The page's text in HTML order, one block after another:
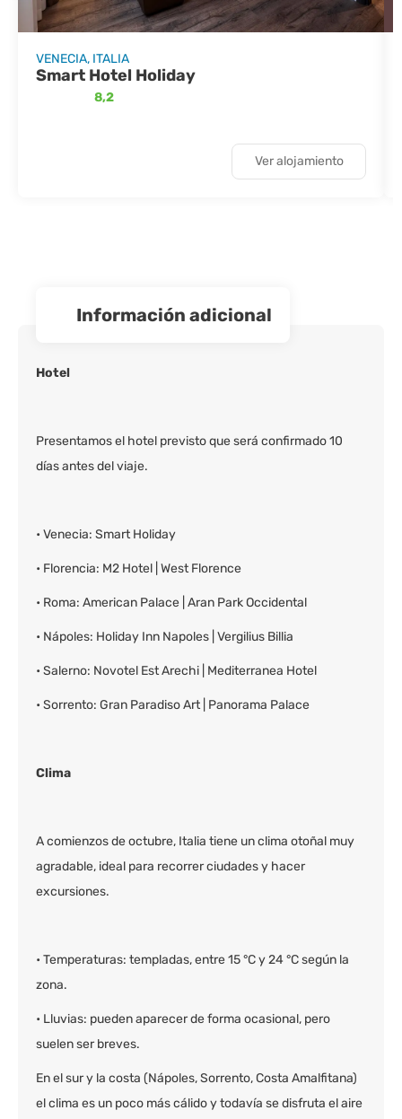
VENECIA, ITALIA
Smart Hotel Holiday
8,2
Ver alojamiento
información adicional
Hotel
Presentamos el hotel previsto que será confirmado 10
días antes del viaje.
• Venecia: Smart Holiday
• Florencia: M2 Hotel | West Florence
• Roma: American Palace | Aran Park Occidental
• Nápoles: Holiday Inn Napoles | Vergilius Billia
• Salerno: Novotel Est Arechi | Mediterranea Hotel
• Sorrento: Gran Paradiso Art | Panorama Palace
Clima
A comienzos de octubre, Italia tiene un clima otoñal muy
agradable, ideal para recorrer ciudades y hacer
excursiones.
• Temperaturas: templadas, entre 15 °C y 24 °C según la
zona.
• Lluvias: pueden aparecer de forma ocasional, pero
suelen ser breves.
En el sur y la costa (Nápoles, Sorrento, Costa Amalfitana)
el clima es un poco más cálido y todavía se disfruta el aire